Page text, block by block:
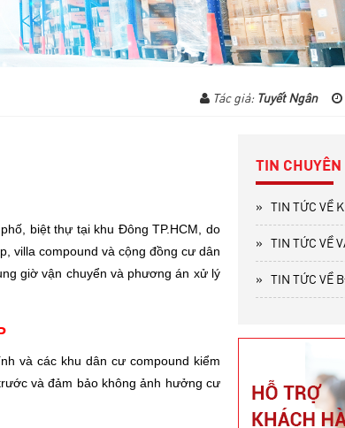
Tác giả: Tuyết Ngân
biệt thự tại khu Đông TP.HCM, do
villa compound và cộng đồng cư dân
giờ vận chuyển và phương án xử lý
và các khu dân cư compound kiểm
và đảm bảo không ảnh hưởng cư
TIN
» TIN TỨC VỀ
» TIN TỨC VỀ
» TIN TỨC VỀ